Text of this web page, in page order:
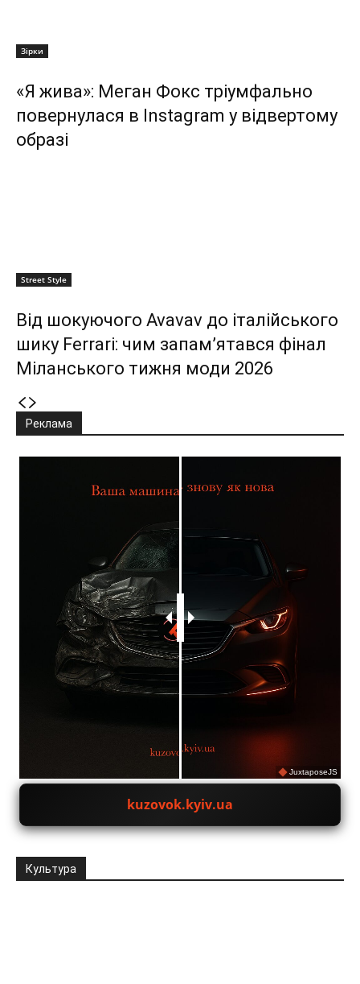
Зірки
«Я жива»: Меган Фокс тріумфально
повернулася в Instagram у відвертому
образі
Street Style
Від шокуючого Avavav до італійського
шику Ferrari: чим запам’ятався фінал
Міланського тижня моди 2026
Реклама
JuxtaposeJS
kuzovok.kyiv.ua
Культура